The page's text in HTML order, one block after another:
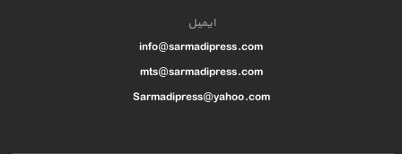
ایمیل
info@sarmadipress.com
mts@sarmadipress.com
Sarmadipress@yahoo.com